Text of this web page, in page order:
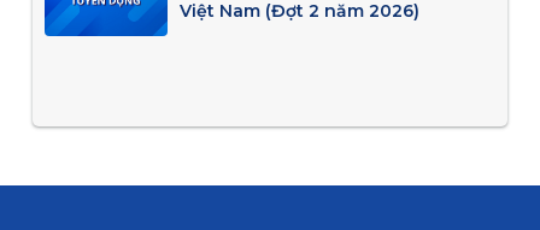
Việt Nam (Đợt 2 năm 2026)